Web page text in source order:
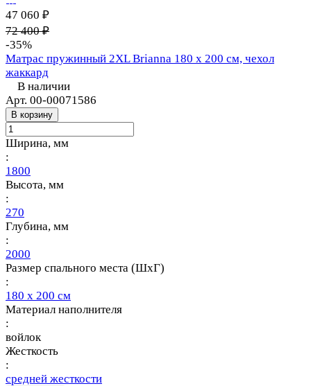
47 060 ₽
72 400 ₽
-35%
Матрас пружинный 2XL Brianna 180 х 200 см, чехол
жаккард
В наличии
Арт. 00-00071586
В корзину
Ширина, мм
:
1800
Высота, мм
:
270
Глубина, мм
:
2000
Размер спального места (ШхГ)
:
180 х 200 см
Материал наполнителя
:
войлок
Жесткость
:
средней жесткости